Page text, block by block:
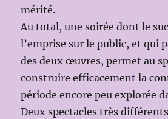
mérité.
Au total, une soirée dont le
l’emprise sur le public, et qui
des deux œuvres, permet au
construire efficacement la
période encore peu explorée
Deux spectacles très